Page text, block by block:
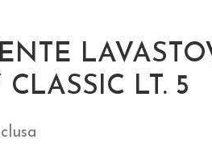
CLASSIC LT. 5